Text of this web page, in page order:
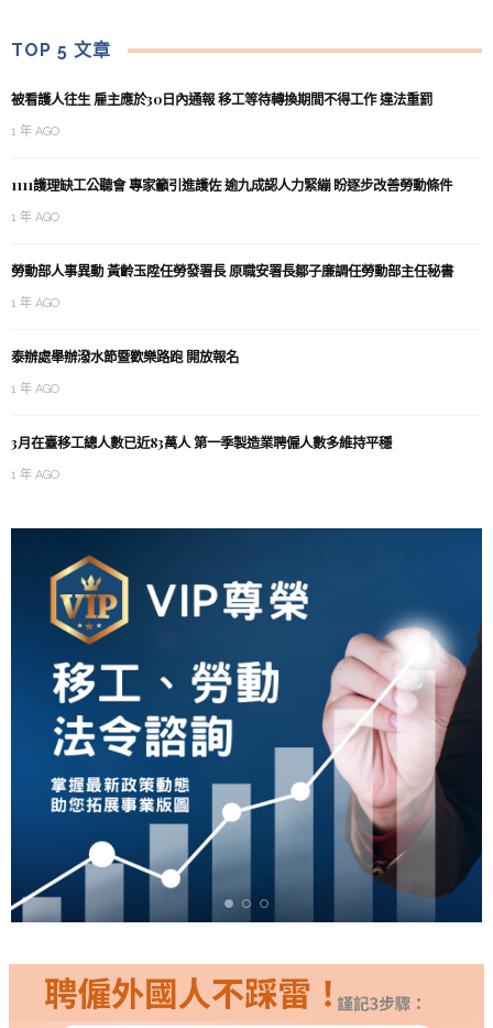
TOP 5 文章
被看護人往生 雇主應於30日內通報 移工等待轉換期間不得工作 違法重罰
1 年 AGO
1111護理缺工公聽會 專家籲引進護佐 逾九成認人力緊繃 盼逐步改善勞動條件
1 年 AGO
勞動部人事異動 黃齡玉陞任勞發署長 原職安署長鄒子廉調任勞動部主任秘書
1 年 AGO
泰辦處舉辦潑水節暨歡樂路跑 開放報名
1 年 AGO
3月在臺移工總人數已近83萬人 第一季製造業聘僱人數多維持平穩
1 年 AGO